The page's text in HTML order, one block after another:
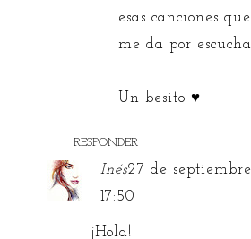
esas canciones
me da por
Un besito ♥
RESPONDER
Inés27 de
17:50
¡Hola!